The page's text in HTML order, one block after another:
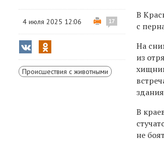
4 июля 2025 12:06 17
Происшествия с животными
В
с
На
из
В
не